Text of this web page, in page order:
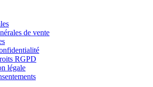
de vente
RGPD
légale